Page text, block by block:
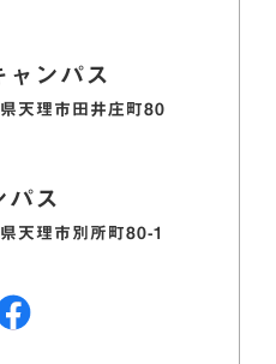
ャンパス
天理市田井庄町80
パス
天理市別所町80-1